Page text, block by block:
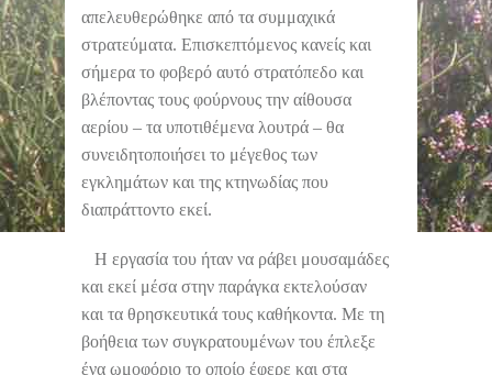
απελευθερώθηκε από τα συμμαχικά
στρατεύματα. Επισκεπτόμενος κανείς και
σήμερα το φοβερό αυτό στρατόπεδο και
βλέποντας τους φούρνους την αίθουσα
αερίου – τα υποτιθέμενα λουτρά – θα
συνειδητοποιήσει το μέγεθος των
εγκλημάτων και της κτηνωδίας που
διαπράττοντο εκεί.
Η εργασία του ήταν να ράβει μουσαμάδες
και εκεί μέσα στην παράγκα εκτελούσαν
και τα θρησκευτικά τους καθήκοντα. Με τη
βοήθεια των συγκρατουμένων του έπλεξε
ένα ωμοφόριο το οποίο έφερε και στα